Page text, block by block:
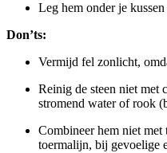
Leg hem onder je
Don’ts:
Vermijd fel zonlicht,
Reinig de steen niet met
stromend water of rook
Combineer hem niet met
toermalijn, bij gevoelige